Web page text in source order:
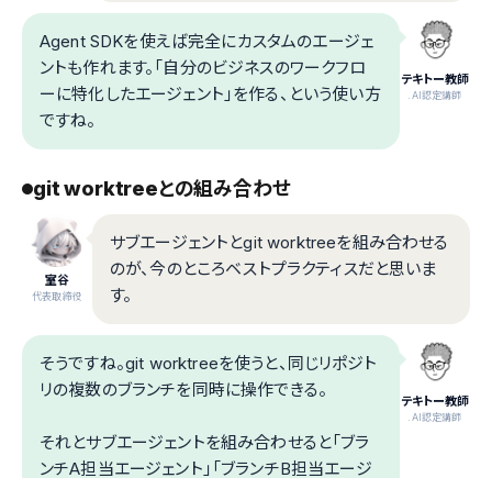
テキトー教師
.AI認定講師
Agent SDKを使えば完全にカスタムのエージェ
ントも作れます。「自分のビジネスのワークフロ
ーに特化したエージェント」を作る、という使い方
ですね。
git worktreeとの組み合わせ
室谷
代表取締役
サブエージェントとgit worktreeを組み合わせる
のが、今のところベストプラクティスだと思いま
す。
テキトー教師
.AI認定講師
そうですね。git worktreeを使うと、同じリポジト
リの複数のブランチを同時に操作できる。
それとサブエージェントを組み合わせると「ブラ
ンチA担当エージェント」「ブランチB担当エージ